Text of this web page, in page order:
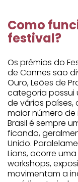
Como
festival?
Os prêmios do
de Cannes são
Ouro, Leões de
categoria possui
de vários
maior número
Brasil é sempre
ficando,
Unido.
Lions, ocorre
workshops,
movimentam a